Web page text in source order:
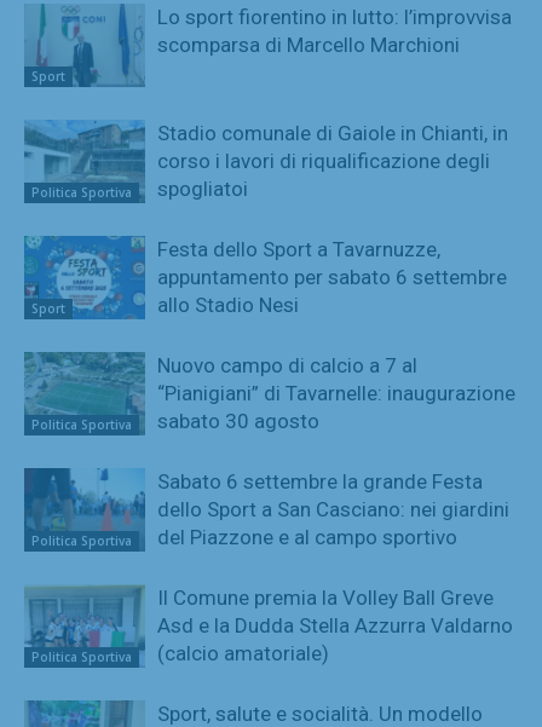
Sport
Lo sport fiorentino in lutto: l’improvvisa
scomparsa di Marcello Marchioni
Politica Sportiva
Stadio comunale di Gaiole in Chianti, in
corso i lavori di riqualificazione degli
spogliatoi
Sport
Festa dello Sport a Tavarnuzze,
appuntamento per sabato 6 settembre
allo Stadio Nesi
Politica Sportiva
Nuovo campo di calcio a 7 al
“Pianigiani” di Tavarnelle: inaugurazione
sabato 30 agosto
Politica Sportiva
Sabato 6 settembre la grande Festa
dello Sport a San Casciano: nei giardini
del Piazzone e al campo sportivo
Politica Sportiva
Il Comune premia la Volley Ball Greve
Asd e la Dudda Stella Azzurra Valdarno
(calcio amatoriale)
Sport, salute e socialità. Un modello